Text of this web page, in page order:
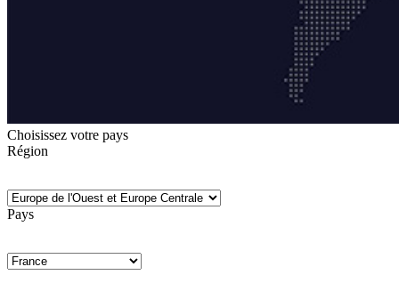
Choisissez votre pays
Région
Pays